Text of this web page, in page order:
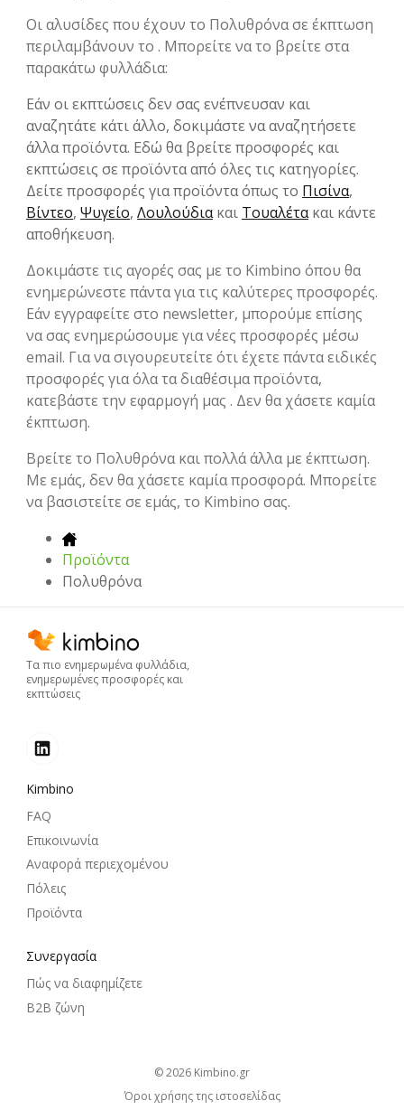
Οι αλυσίδες που έχουν το Πολυθρόνα σε έκπτωση
περιλαμβάνουν το . Μπορείτε να το βρείτε στα
παρακάτω φυλλάδια:
Εάν οι εκπτώσεις δεν σας ενέπνευσαν και
αναζητάτε κάτι άλλο, δοκιμάστε να αναζητήσετε
άλλα προϊόντα. Εδώ θα βρείτε προσφορές και
εκπτώσεις σε προϊόντα από όλες τις κατηγορίες.
Δείτε προσφορές για προϊόντα όπως το Πισίνα,
Βίντεο, Ψυγείο, Λουλούδιακαι Τουαλέτακαι κάντε
αποθήκευση.
Δοκιμάστε τις αγορές σας με το Kimbino όπου θα
ενημερώνεστε πάντα για τις καλύτερες προσφορές.
Εάν εγγραφείτε στο newsletter, μπορούμε επίσης
να σας ενημερώσουμε για νέες προσφορές μέσω
email. Για να σιγουρευτείτε ότι έχετε πάντα ειδικές
προσφορές για όλα τα διαθέσιμα προϊόντα,
κατεβάστε την εφαρμογή μας . Δεν θα χάσετε καμία
έκπτωση.
Βρείτε το Πολυθρόνα και πολλά άλλα με έκπτωση.
Με εμάς, δεν θα χάσετε καμία προσφορά. Μπορείτε
να βασιστείτε σε εμάς, το Kimbino σας.
Προϊόντα
Πολυθρόνα
Τα πιο ενημερωμένα φυλλάδια,
ενημερωμένες προσφορές και
εκπτώσεις
Kimbino
FAQ
Επικοινωνία
Αναφορά περιεχομένου
Πόλεις
Προϊόντα
Συνεργασία
Πώς να διαφημίζετε
B2B ζώνη
© 2026
kimbino.gr
Όροι χρήσης της ιστοσελίδας